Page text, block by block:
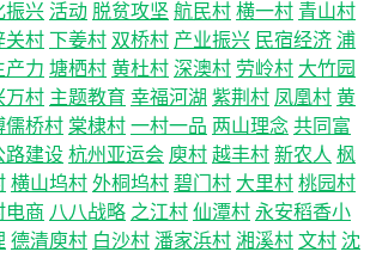
振兴 活动 脱贫攻坚 航民村 横一村 青山村
关村 下姜村 双桥村 产业振兴 民宿经济 浦
产力 塘栖村 黄杜村 深澳村 劳岭村 大竹园
万村 主题教育 幸福河湖 紫荆村 凤凰村 黄
儒桥村 棠棣村 一村一品 两山理念 共同富
路建设 杭州亚运会 庾村 越丰村 新农人 枫
横山坞村 外桐坞村 碧门村 大里村 桃园村
电商 八八战略 之江村 仙潭村 永安稻香小
德清庾村 白沙村 潘家浜村 湘溪村 文村 沈